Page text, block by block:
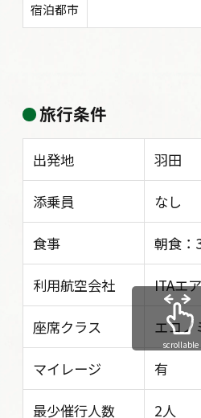
宿泊都市
旅行条件
出発地 羽田
添乗員 なし
食事 朝食：
利用航空会社 ITAエ
座席クラス エコノ
マイレージ 有
最少催行人数 2人
scrollable